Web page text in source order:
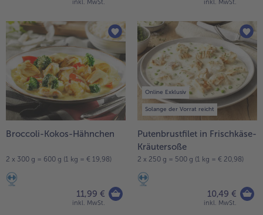
inkl. MwSt. inkl. MwSt.
Broccoli-Kokos-Hähnchen
2 x 300 g = 600 g (1 kg = € 19,98)
11,99 €
inkl. MwSt.
Online Exklusiv
Solange der Vorrat reicht
Putenbrustfilet in Frischkäse-
Kräutersoße
2 x 250 g = 500 g (1 kg = € 20,98)
10,49 €
inkl. MwSt.